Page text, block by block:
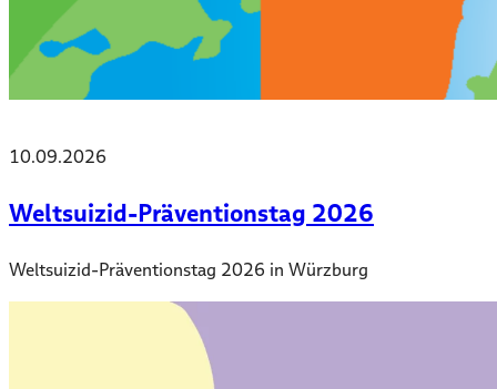
10.09.2026
Weltsuizid-Präventionstag 2026
Weltsuizid-Präventionstag 2026 in Würzburg